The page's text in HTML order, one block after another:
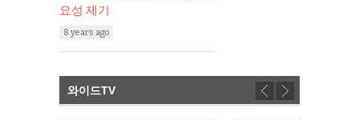
요성 제기
8 years ago
와이드TV